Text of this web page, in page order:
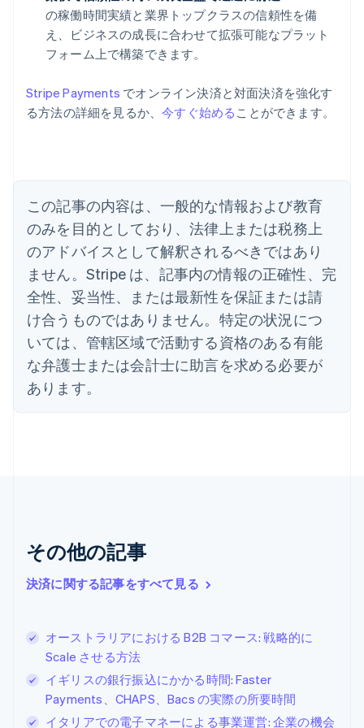
の稼働時間実績と業界トップクラスの信頼性を備
え、ビジネスの成長に合わせて拡張可能なプラット
フォーム上で構築できます。
Stripe Payments でオンライン決済と対面決済を強化す
る方法の詳細を見るか、今すぐ始める ことができます。
この記事の内容は、一般的な情報および教育
のみを目的としており、法律上または税務上
のアドバイスとして解釈されるべきではあり
ません。Stripe は、記事内の情報の正確性、完
全性、妥当性、または最新性を保証または請
け合うものではありません。特定の状況につ
いては、管轄区域で活動する資格のある有能
な弁護士または会計士に助言を求める必要が
あります。
その他の記事
決済に関する記事をすべて見る
オーストラリアにおける B2B コマース: 戦略的に
Scale させる方法
イギリスの銀行振込にかかる時間: Faster
Payments、CHAPS、Bacs の実際の所要時間
イタリアでの電子マネーによる事業運営: 企業の機会
アイルランド
English
イギリス
English
イタリア
Italiano English
インド
English
エストニア
English
オーストラリア
English
オーストリア
DeutschEnglish
オランダ
クロアチア
English Italiano
ジブラルタル
English 简体中文
スイス
Deutsch Français Italiano
スウェーデン
SvenskaEnglish